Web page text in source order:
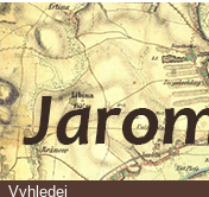
Vyhledej